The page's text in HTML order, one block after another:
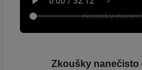
Zkoušky nanečisto